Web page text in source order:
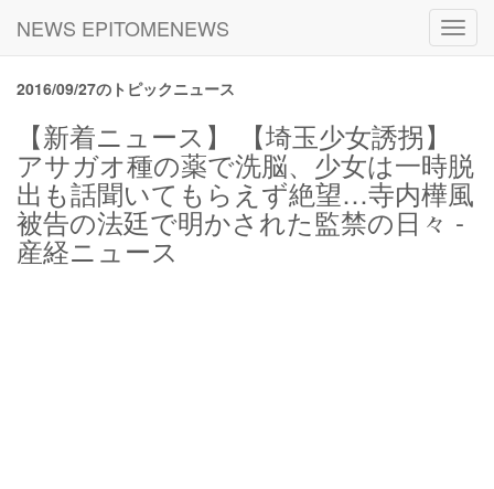
NEWS EPITOMENEWS
2016/09/27のトピックニュース
【新着ニュース】 【埼玉少女誘拐】
アサガオ種の薬で洗脳、少女は一時脱
出も話聞いてもらえず絶望…寺内樺風
被告の法廷で明かされた監禁の日々 -
産経ニュース